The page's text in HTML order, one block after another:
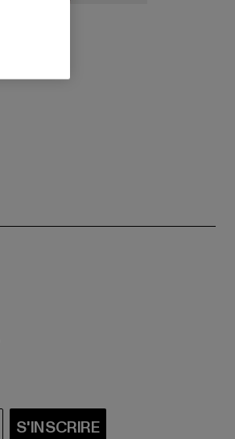
S'INSCRIRE